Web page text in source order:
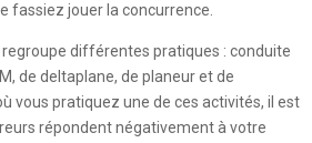
fassiez jouer la concurrence.
différentes pratiques : conduite
de deltaplane, de planeur et de
vous pratiquez une de ces activités, il est
répondent négativement à votre